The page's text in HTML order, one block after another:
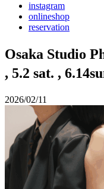
instagram
onlineshop
reservation
Osaka Studio
, 5.2 sat. ,
2026/02/11